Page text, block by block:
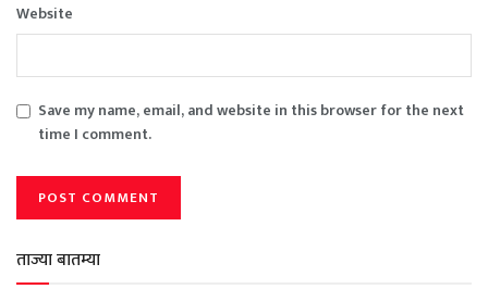
Website
Save my name, email, and website in this browser for the next
time I comment.
ताज्या बातम्या